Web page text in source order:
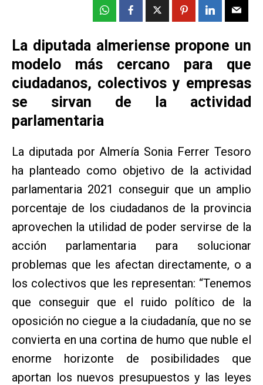
La diputada almeriense propone un
modelo más cercano para que
ciudadanos, colectivos y empresas
se sirvan de la actividad
parlamentaria
La diputada por Almería Sonia Ferrer Tesoro
ha planteado como objetivo de la actividad
parlamentaria 2021 conseguir que un amplio
porcentaje de los ciudadanos de la provincia
aprovechen la utilidad de poder servirse de la
acción parlamentaria para solucionar
problemas que les afectan directamente, o a
los colectivos que les representan: “Tenemos
que conseguir que el ruido político de la
oposición no ciegue a la ciudadanía, que no se
convierta en una cortina de humo que nuble el
enorme horizonte de posibilidades que
aportan los nuevos presupuestos y las leyes